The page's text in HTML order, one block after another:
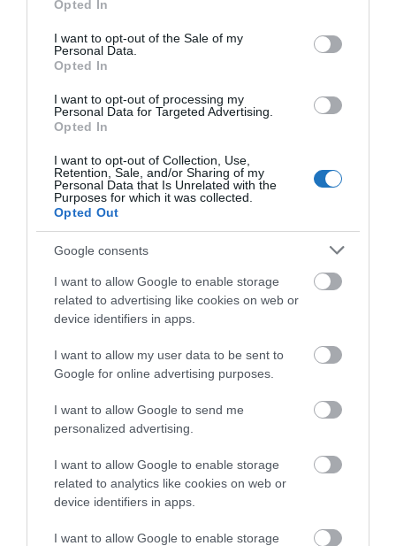
use your data for below specified purposes in below Google
consent section.
Opted In
I want to opt-out of the Sale of my
Personal Data.
Opted In
I want to opt-out of processing my
Personal Data for Targeted Advertising.
Opted In
I want to opt-out of Collection, Use,
Retention, Sale, and/or Sharing of my
Personal Data that Is Unrelated with the
Purposes for which it was collected.
Opted Out
Google consents
I want to allow Google to enable storage
related to advertising like cookies on web or
device identifiers in apps.
I want to allow my user data to be sent to
Google for online advertising purposes.
I want to allow Google to send me
personalized advertising.
I want to allow Google to enable storage
related to analytics like cookies on web or
device identifiers in apps.
I want to allow Google to enable storage
karanténkötelezett személlyel egy háztartásban élő
személyekre is vonatkozik.
Szlovákiában regisztrációs
kötelezettséget tart fenn
Minden belépő személynek regisztrálnia kell magát
legkésőbb a határon a kormányzati
verzió van, a magyar nyelvű változat nem
használható). A légiúton érkező személyeknek egy
további elektronikus formanyomtatványt is ki kell
tölteniük, amely elérhető
. A nyomtatvány egy
esetleges fertőzés esetén az utasok felkutatásának
elősegítését szolgálja.
beoltottság nem mentesíta Szlovákiába történő
belépést követő regisztrációs és 14 napos
karanténkötelezettség alól, ill. a Magyarországon
kiállítottoltási, vagyvédettségi igazolványt
szlovák hatóságok jelenlegnem fogadják elmint
olyan igazolást, amely mentesít az előírt
kötelezettségek betartása alól.